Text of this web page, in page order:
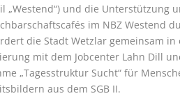
„Westend“) und die Unterstützung
im NBZ Westend
die Stadt Wetzlar gemeinsam in
mit dem Jobcenter Lahn Dill
„Tagesstruktur Sucht“ für
aus dem SGB II.